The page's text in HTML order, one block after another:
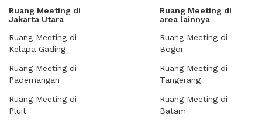
Ruang Meeting di
Jakarta Utara
Ruang Meeting di
Kelapa Gading
Ruang Meeting di
Pademangan
Ruang Meeting di
Pluit
Ruang Meeting di
area lainnya
Ruang Meeting di
Bogor
Ruang Meeting di
Tangerang
Ruang Meeting di
Batam